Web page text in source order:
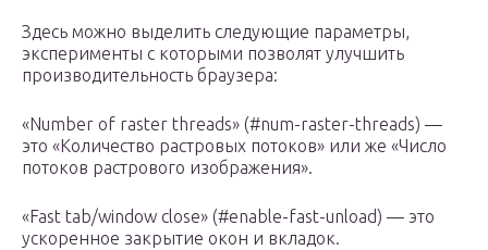
Здесь можно выделить следующие параметры,
эксперименты с которыми позволят улучшить
производительность браузера:
«Number of raster threads» (#num-raster-threads) —
это «Количество растровых потоков» или же «Число
потоков растрового изображения».
«Fast tab/window close» (#enable-fast-unload) — это
ускоренное закрытие окон и вкладок.